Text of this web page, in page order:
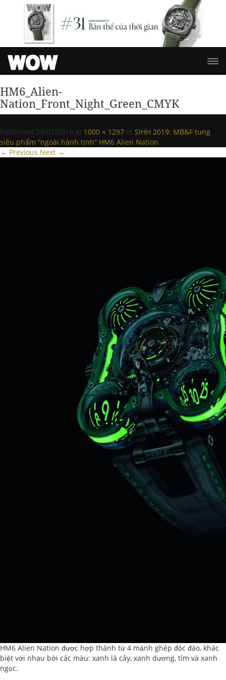
HM6_Alien-
Nation_Front_Night_Green_CMYK
Published 09/01/2019 at 1000 × 1297 in SIHH 2019: MB&F tung
siêu phẩm “ngoài hành tinh” HM6 Alien Nation.
← Previous Next →
HM6 Alien Nation được hợp thành từ 4 mảnh ghép độc đáo, khác
biệt với nhau bởi các màu: xanh lá cây, xanh dương, tím và xanh
ngọc.